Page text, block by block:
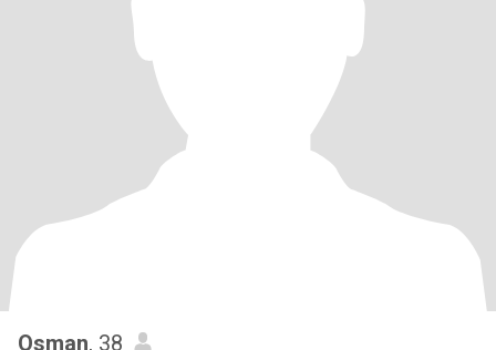
Osman, 38